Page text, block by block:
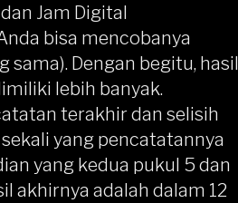
Jam Digital
bisa mencobanya
Dengan begitu, hasil
lebih banyak.
terakhir dan selisih
yang pencatatannya
yang kedua pukul 5 dan
akhirnya adalah dalam 12